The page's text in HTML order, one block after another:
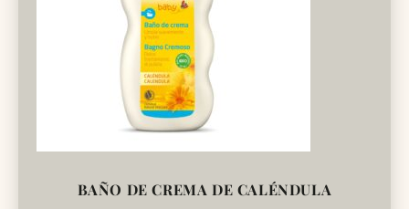
BAÑO DE CREMA DE CALÉNDULA